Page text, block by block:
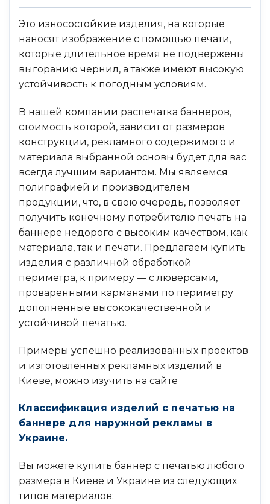
Это износостойкие изделия, на которые
наносят изображение с помощью печати,
которые длительное время не подвержены
выгоранию чернил, а также имеют высокую
устойчивость к погодным условиям.
В нашей компании распечатка баннеров,
стоимость которой, зависит от размеров
конструкции, рекламного содержимого и
материала выбранной основы будет для вас
всегда лучшим вариантом. Мы являемся
полиграфией и производителем
продукции, что, в свою очередь, позволяет
получить конечному потребителю печать на
баннере недорого с высоким качеством, как
материала, так и печати. Предлагаем купить
изделия с различной обработкой
периметра, к примеру — с люверсами,
проваренными карманами по периметру
дополненные высококачественной и
устойчивой печатью.
Примеры успешно реализованных проектов
и изготовленных рекламных изделий в
Киеве, можно изучить на сайте
Классификация изделий с печатью на
баннере для наружной рекламы в
Украине.
Вы можете купить баннер с печатью любого
размера в Киеве и Украине из следующих
типов материалов: